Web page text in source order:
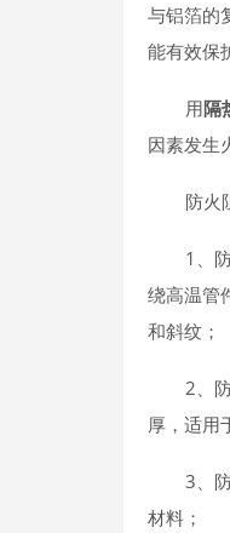
与铝箔的
能有效保
用隔
因素发生
防火
1、
绕高温管
和斜纹；
2、
厚，适用
3、
材料；